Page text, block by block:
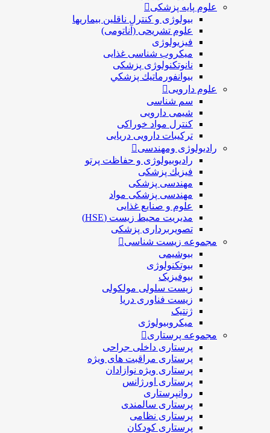
علوم پایه پزشکی
بیولوژی و کنترل ناقلین بیماریها
علوم تشریحی (آناتومی)
فیزیولوژی
ميكروب شناسی غذایی
نانوتکنولوژی پزشکی
بيوانفورماتيك پزشكي
علوم دارویی
سم شناسی
شیمی دارویی
کنترل مواد خوراکی
ترکیبات دارویی دریایی
رادیولوژی ومهندسی
رادیوبیولوژی و حفاظت پرتو
فيزيك پزشکی
مهندسی پزشکی
مهندسی پزشکی مواد
علوم و صنايع غذایی
مدیریت محیط زیست (HSE)
تصویربرداری پزشکی
مجموعه زیست شناسی
بیوشیمی
بیوتکنولوژی
بیوفیزیک
زیست سلولی مولکولی
زیست فناوری دریا
ژنتیک
میکروبیولوژی
مجموعه پرستاری
پرستاری داخلی جراحی
پرستاری مراقبت های ويژه
پرستاری ويژه نوازادان
پرستاری اورژانس
روانپرستاری
پرستاری سالمندی
پرستاری نظامی
پرستاری کودکان